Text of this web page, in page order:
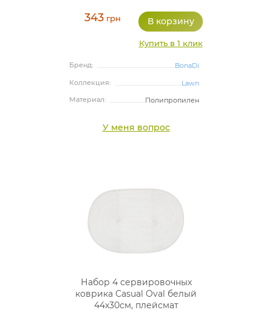
343 грн
Купить в 1 клик
Бренд:
BonaDi
Коллекция:
Lawn
Материал:
Полипропилен
У меня вопрос
Набор 4 сервировочных
коврика Casual Oval белый
44х30см, плейсмат